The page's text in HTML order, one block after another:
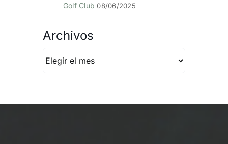
Golf Club 08/06/2025
Archivos